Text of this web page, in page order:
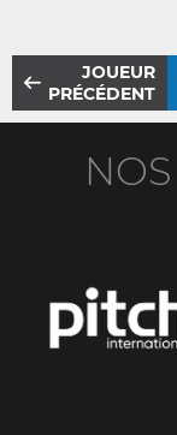
JOUEUR
PRÉCÉDENT